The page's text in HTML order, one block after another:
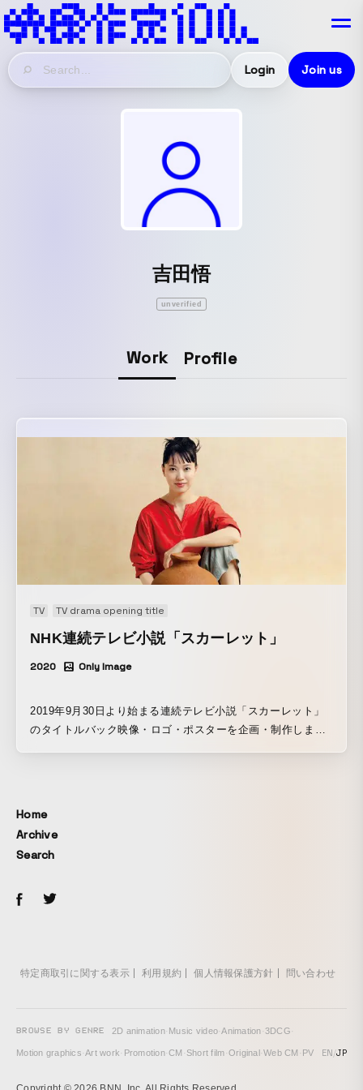
Login Join us
吉田悟
unverified
Work Profile
TV TV drama opening title
NHK連続テレビ小説「スカーレット」
2020 Only Image
2019年9月30日より始まる連続テレビ小説「スカーレット」
のタイトルバック映像・ロゴ・ポスターを企画・制作しまし
Home
Archive
Search
特定商取引に関する表示 利用規約 個人情報保護方針 問い合わせ
BROWSE BY GENRE 2D animation· Music video·Animation·3DCG·
Motion graphics·Art work· Promotion·CM · Short film·Original ·Web CM · PV EN/JP